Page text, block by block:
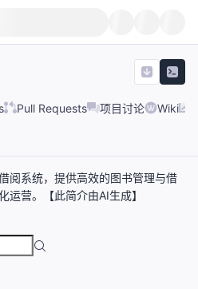
Pull Requests 项目讨论 Wiki
阅系统，提供高效的图书管理与借
运营。【此简介由AI生成】